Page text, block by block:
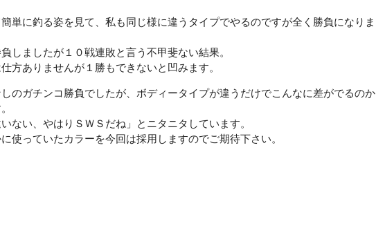
単に釣る姿を見て、私も同じ様に違うタイプでやるのですが全く勝負になりま
しましたが１０戦連敗と言う不甲斐ない結果。
方ありませんが１勝もできないと凹みます。
のガチンコ勝負でしたが、ボディータイプが違うだけでこんなに差がでるのか
ない、やはりＳＷＳだね」とニタニタしています。
使っていたカラーを今回は採用しますのでご期待下さい。